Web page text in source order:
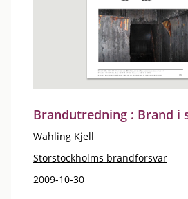
Brandutredning : Brand i
Wahling Kjell
Storstockholms brandförsvar
2009-10-30